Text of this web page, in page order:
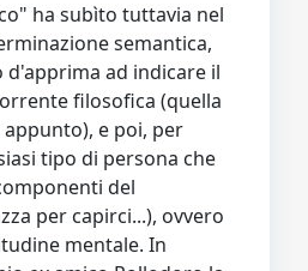
ha subìto tuttavia nel
semantica,
d'apprima ad indicare il
filosofica (quella
e poi, per
tipo di persona che
del
per capirci...), ovvero
mentale. In